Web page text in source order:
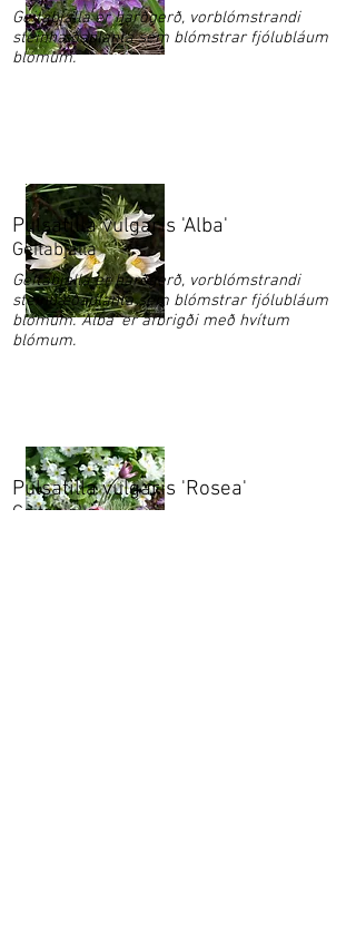
Geitabjalla er harðgerð, vorblómstrandi
steinhæðaplanta sem blómstrar fjólubláum
blómum.
Geitabjalla
Pulsatilla vulgaris 'Alba'
Geitabjalla er harðgerð, vorblómstrandi
steinhæðaplanta sem blómstrar fjólubláum
blómum. 'Alba' er afbrigði með hvítum
blómum.
Geitabjalla
Pulsatilla vulgaris 'Rosea'